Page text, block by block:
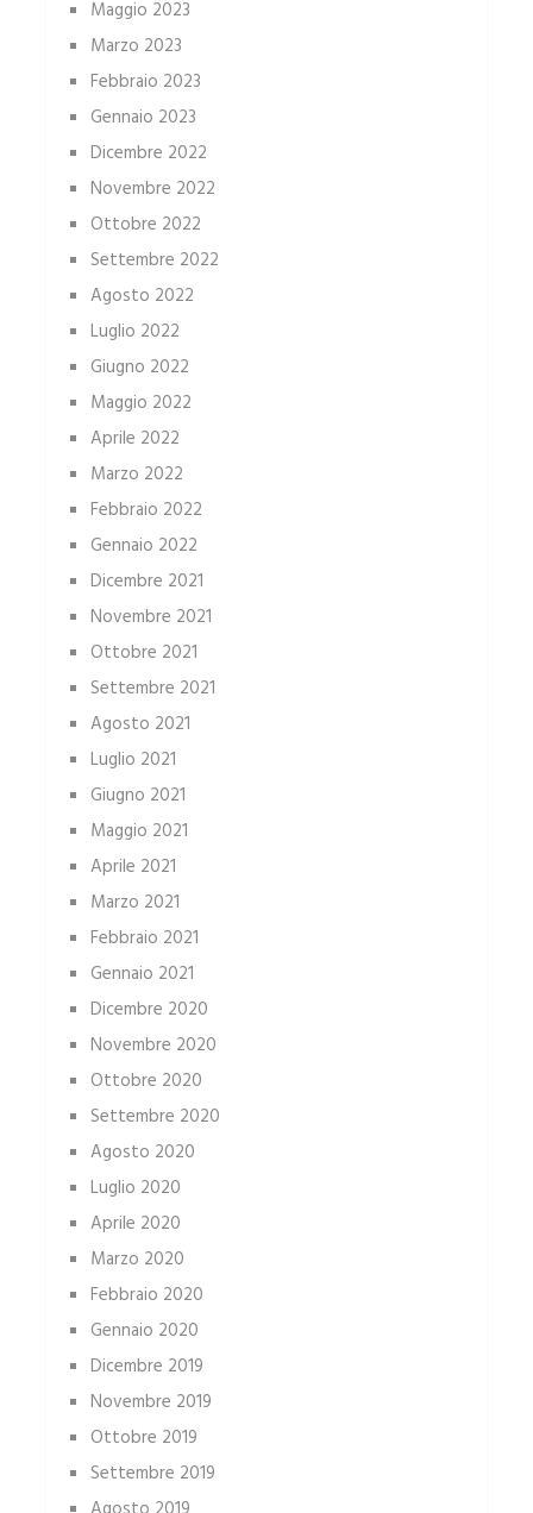
Maggio 2023
Marzo 2023
Febbraio 2023
Gennaio 2023
Dicembre 2022
Novembre 2022
Ottobre 2022
Settembre 2022
Agosto 2022
Luglio 2022
Giugno 2022
Maggio 2022
Aprile 2022
Marzo 2022
Febbraio 2022
Gennaio 2022
Dicembre 2021
Novembre 2021
Ottobre 2021
Settembre 2021
Agosto 2021
Luglio 2021
Giugno 2021
Maggio 2021
Aprile 2021
Marzo 2021
Febbraio 2021
Gennaio 2021
Dicembre 2020
Novembre 2020
Ottobre 2020
Settembre 2020
Agosto 2020
Luglio 2020
Aprile 2020
Marzo 2020
Febbraio 2020
Gennaio 2020
Dicembre 2019
Novembre 2019
Ottobre 2019
Settembre 2019